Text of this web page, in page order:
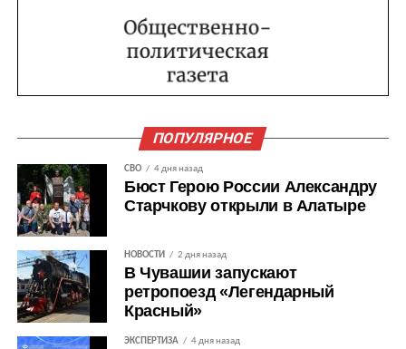
ПОПУЛЯРНОЕ
СВО 4 дня назад
Бюст Герою России Александру
Старчкову открыли в Алатыре
НОВОСТИ 2 дня назад
В Чувашии запускают
ретропоезд «Легендарный
Красный»
ЭКСПЕРТИЗА 4 дня назад